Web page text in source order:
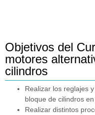
Objetivos del
motores
cilindros
Realizar los reglajes
bloque de cilindros
Realizar distintos